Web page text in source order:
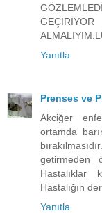
Yanıtla
Prenses ve
Akciğer
ortamda
getirmeden
Hastalıklar
Hastalığın
Yanıtla